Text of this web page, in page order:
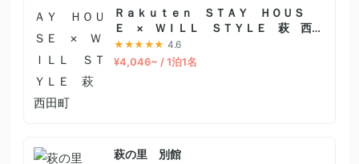
Ｒａｋｕｔｅｎ ＳＴＡＹ ＨＯＵＳ
Ｅ × ＷＩＬＬ ＳＴＹＬＥ 萩 西田
町
★★★★★ 4.6
¥4,046~ / 1泊1名
萩の里 別館